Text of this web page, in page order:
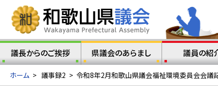
議長からのご挨拶 県議会のあらまし 議員の紹
ホーム > 議事録2 > 令和8年2月和歌山県議会福祉環境委員会会議